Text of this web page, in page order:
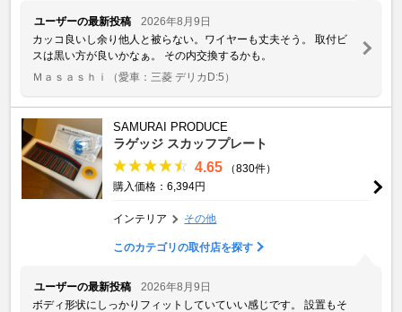
ユーザーの最新投稿
2026年8月9日
カッコ良いし余り他人と被らない。ワイヤーも丈夫そう。 取付ビ
スは黒い方が良いかなぁ。 その内交換するかも。
Ｍａｓａｓｈｉ
（愛車：三菱 デリカD:5）
SAMURAI PRODUCE
ラゲッジ スカッフプレート
4.65
（830件）
購入価格：6,394円
インテリア その他
このカテゴリの取付店を探す
ユーザーの最新投稿
2026年8月9日
ボディ形状にしっかりフィットしていていい感じです。 設置もそ